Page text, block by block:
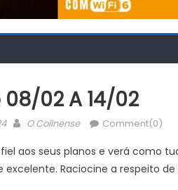
02 A 14/02
Author
O Colinense Comment(0)
fiel aos seus planos e verá como
excelente. Raciocine a respeito